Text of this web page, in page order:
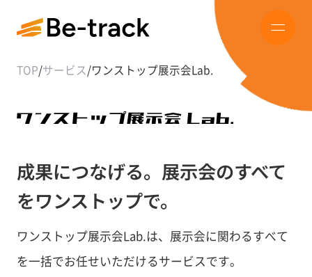
TOP/サービス/ワンストップ展示会Lab.
成果につなげる。展示会のすべて
をワンストップで。
ワンストップ展示会Lab.は、展示会に関わるすべて
を一括でお任せいただけるサービスです。